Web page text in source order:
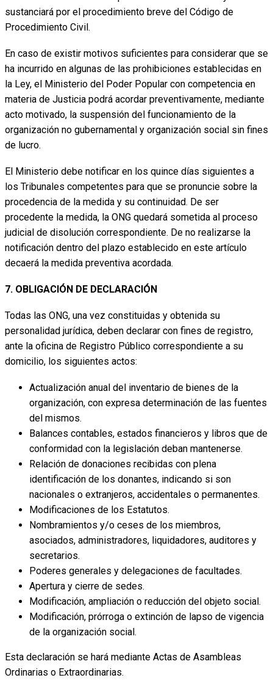
sustanciará por el procedimiento breve del Código de
Procedimiento Civil.
En caso de existir motivos suficientes para considerar que se
ha incurrido en algunas de las prohibiciones establecidas en
la Ley, el Ministerio del Poder Popular con competencia en
materia de Justicia podrá acordar preventivamente, mediante
acto motivado, la suspensión del funcionamiento de la
organización no gubernamental y organización social sin fines
de lucro.
El Ministerio debe notificar en los quince días siguientes a
los Tribunales competentes para que se pronuncie sobre la
procedencia de la medida y su continuidad. De ser
procedente la medida, la ONG quedará sometida al proceso
judicial de disolución correspondiente. De no realizarse la
notificación dentro del plazo establecido en este artículo
decaerá la medida preventiva acordada.
7. OBLIGACIÓN DE DECLARACIÓN
Todas las ONG, una vez constituidas y obtenida su
personalidad jurídica, deben declarar con fines de registro,
ante la oficina de Registro Público correspondiente a su
domicilio, los siguientes actos:
Actualización anual del inventario de bienes de la
organización, con expresa determinación de las fuentes
del mismos.
Balances contables, estados financieros y libros que de
conformidad con la legislación deban mantenerse.
Relación de donaciones recibidas con plena
identificación de los donantes, indicando si son
nacionales o extranjeros, accidentales o permanentes.
Modificaciones de los Estatutos.
Nombramientos y/o ceses de los miembros,
asociados, administradores, liquidadores, auditores y
secretarios.
Poderes generales y delegaciones de facultades.
Apertura y cierre de sedes.
Modificación, ampliación o reducción del objeto social.
Modificación, prórroga o extinción de lapso de vigencia
de la organización social.
Esta declaración se hará mediante Actas de Asambleas
Ordinarias o Extraordinarias.